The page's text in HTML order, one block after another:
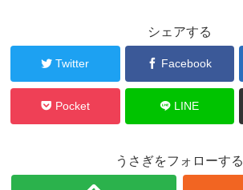
シェアする
Twitter Facebook
Pocket LINE
うさぎをフォローする